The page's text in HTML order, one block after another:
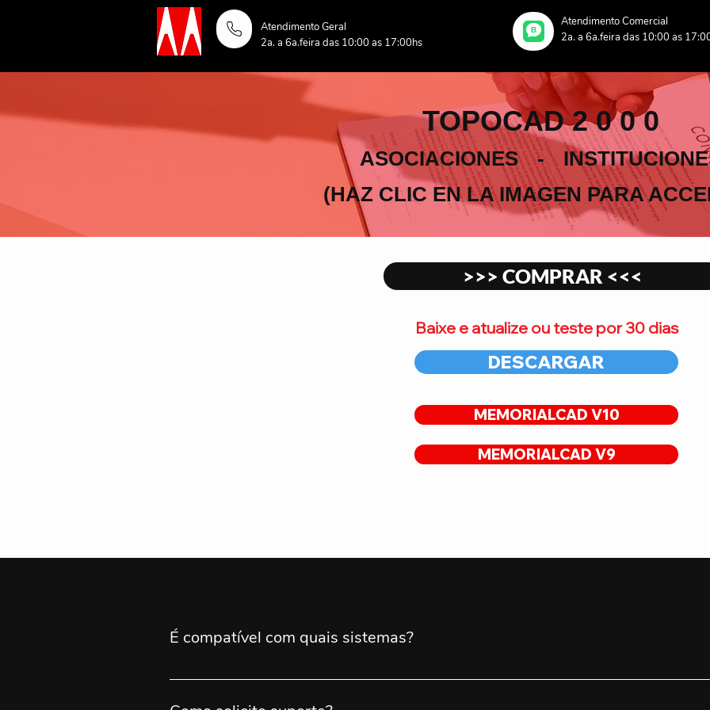
Atendimento Geral
2a. a 6a.feira das 10:00 as 17:00hs
B
Atendimento Comercial
2a. a 6a.feira das 10:00 as
TOPOCAD 2 0 0 0
ASOCIACIONES -
(HAZ CLIC EN LA IMAGEN PARA
>>> COMPRAR <<<
Baixe e atualize ou testepor 30 dias
DESCARGAR
MEMORIALCAD V10
MEMORIALCAD V9
É compatível com quais sistemas?
AutoCAD e AutoCAD C3D: 2007 - 2010 ao 2027 / *AutoCAD LT: Não compatívelBricsCAD: